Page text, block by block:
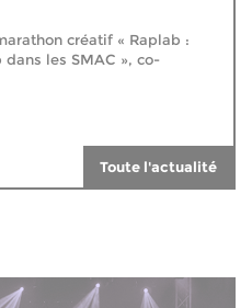
créatif « Raplab :
dans les SMAC », co-
Toute l'actualité